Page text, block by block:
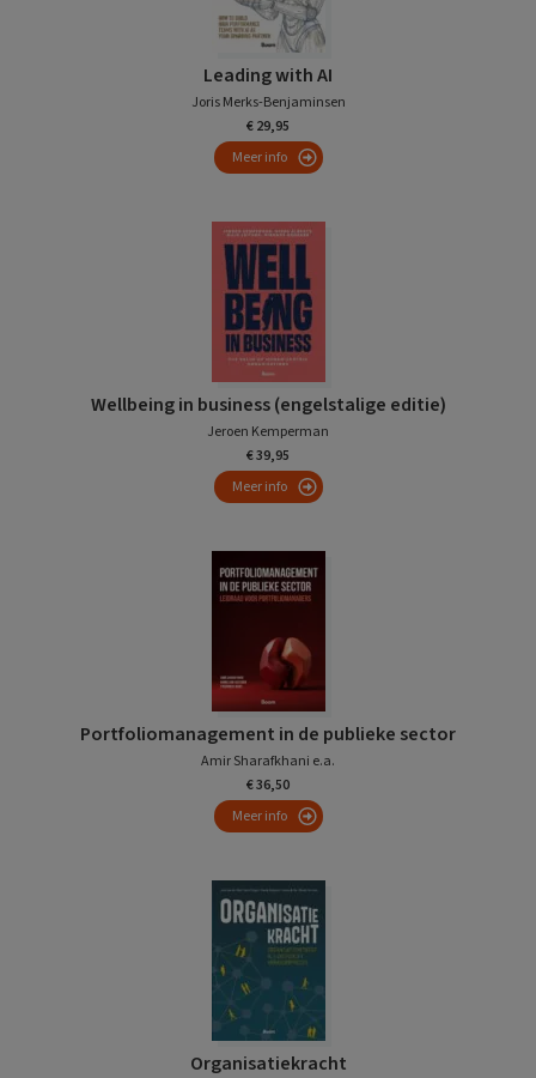
Leading with AI
Joris Merks-Benjaminsen
€ 29,95
Meer info
Wellbeing in business (engelstalige editie)
Jeroen Kemperman
€ 39,95
Meer info
Portfoliomanagement in de publieke sector
Amir Sharafkhani e.a.
€ 36,50
Meer info
Organisatiekracht